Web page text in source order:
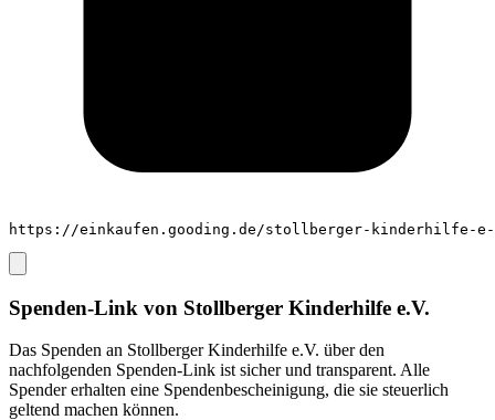
https://einkaufen.gooding.de/stollberger-kinderhilfe-e-
Spenden-Link von Stollberger Kinderhilfe e.V.
Das Spenden an Stollberger Kinderhilfe e.V. über den
nachfolgenden Spenden-Link ist sicher und transparent. Alle
Spender erhalten eine Spendenbescheinigung, die sie steuerlich
geltend machen können.